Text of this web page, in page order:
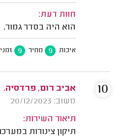
חוות דעת:
הוא היה בסדר גמור.
איכות 9 מחיר 9
אביב רום, פרדסיה.
משוב: 20/12/2023
תיאור השירות:
תיקון צינורות
10